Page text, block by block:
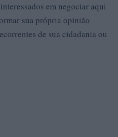
​​em negociar aqui
sua própria opinião
de sua cidadania ou